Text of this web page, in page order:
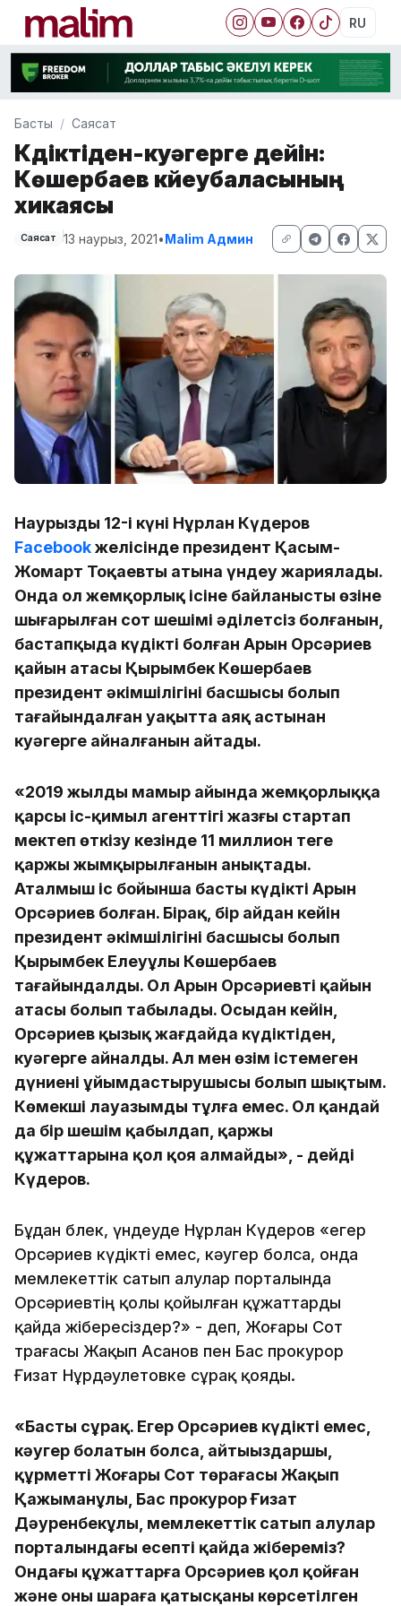
RU
Басты Саясат
Күдіктіден-куәгерге дейін:
Көшербаев күйеубаласының
хикаясы
Саясат 13 наурыз, 2021•Malim Админ
Наурыздың 12-і күні Нұрлан Күдеров
Facebookжелісінде президент Қасым-
Жомарт Тоқаевтың атына үндеу жариялады.
Онда ол жемқорлық ісіне байланысты өзіне
шығарылған сот шешімі әділетсіз болғанын,
бастапқыда күдікті болған Арын Орсәриев
қайын атасы Қырымбек Көшербаев
президент әкімшілігінің басшысы болып
тағайындалған уақытта аяқ астынан
куәгерге айналғанын айтады.
«2019 жылдың мамыр айында жемқорлыққа
қарсы іс-қимыл агенттігі жазғы стартап
мектеп өткізу кезінде 11 миллион теңге
қаржы жымқырылғанын анықтады.
Аталмыш іс бойынша басты күдікті Арын
Орсәриев болған. Бірақ, бір айдан кейін
президент әкімшілігінің басшысы болып
Қырымбек Елеуұлы Көшербаев
тағайындалды. Ол Арын Орсәриевтің қайын
атасы болып табылады. Осыдан кейін,
Орсәриев қызық жағдайда күдіктіден,
куәгерге айналды. Ал мен өзім істемеген
дүниенің ұйымдастырушысы болып шықтым.
Көмекші лауазымды тұлға емес. Ол қандай
да бір шешім қабылдап, қаржы
құжаттарына қол қоя алмайды», - дейді
Күдеров.
Бұдан бөлек, үндеуде Нұрлан Күдеров «егер
Орсәриев күдікті емес, кәугер болса, онда
мемлекеттік сатып алулар порталында
Орсәриевтің қолы қойылған құжаттарды
қайда жібересіздер?» - деп, Жоғары Сот
төрағасы Жақып Асанов пен Бас прокурор
Ғизат Нұрдәулетовке сұрақ қояды.
«Басты сұрақ. Егер Орсәриев күдікті емес,
кәугер болатын болса, айтыңыздаршы,
құрметті Жоғары Сот төрағасы Жақып
Қажыманұлы, Бас прокурор Ғизат
Дәуренбекұлы, мемлекеттік сатып алулар
порталындағы есепті қайда жібереміз?
Ондағы құжаттарға Орсәриев қол қойған
және оның шараға қатысқаны көрсетілген